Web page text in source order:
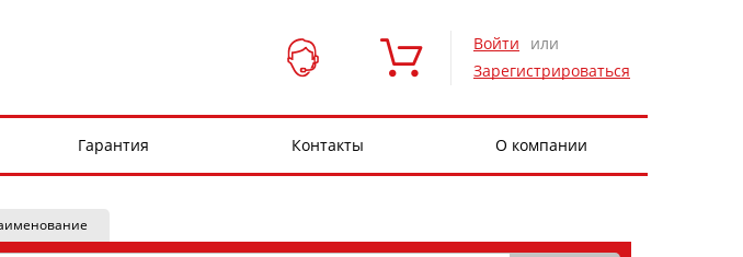
Войти
или
Зарегистрироваться
Гарантия Контакты О компании